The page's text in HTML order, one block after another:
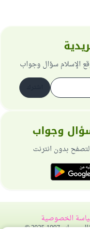
الإسلام سؤال وجواب
وجواب
بدون انترنت
الخصوصية